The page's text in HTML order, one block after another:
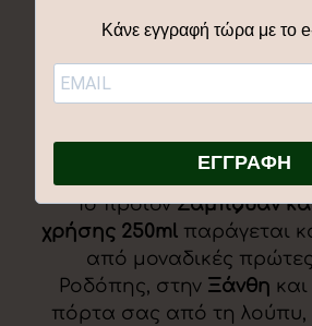
Το προϊόνΣαμπουάν
χρήσης 250mlπαράγεται
από μοναδικές
Ροδόπης, στην Ξάνθη
πόρτα σας από τη λούπυ,
Κάνε εγγραφή τώρα με το
ΕΓΓΡΑΦΗ